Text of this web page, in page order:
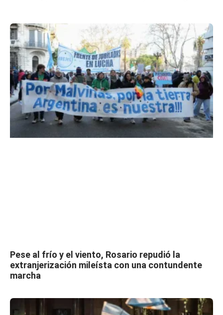
Pese al frío y el viento, Rosario repudió la
extranjerización mileísta con una contundente
marcha